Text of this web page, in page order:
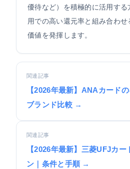
優待など）を積極的に活用する
用での高い還元率と組み合わ
価値を発揮します。
関連記事
【2026年最新】ANAカード
ブランド比較 →
関連記事
【2026年最新】三菱UFJカ
ン｜条件と手順 →